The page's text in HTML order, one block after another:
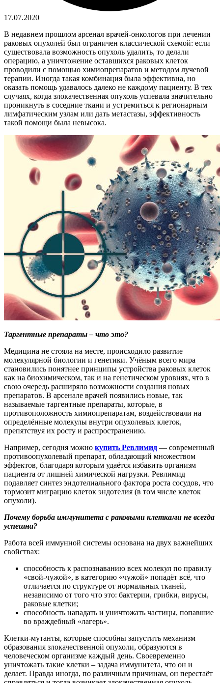
17.07.2020
В недавнем прошлом арсенал врачей-онкологов при лечении
раковых опухолей был ограничен классической схемой: если
существовала возможность опухоль удалить, то делали
операцию, а уничтожение оставшихся раковых клеток
проводили с помощью химиопрепаратов и методом лучевой
терапии. Иногда такая комбинация была эффективна, но
оказать помощь удавалось далеко не каждому пациенту. В тех
случаях, когда злокачественная опухоль успевала значительно
проникнуть в соседние ткани и устремиться к регионарным
лимфатическим узлам или дать метастазы, эффективность
такой помощи была невысока.
Таргентные препараты – что это?
Медицина не стояла на месте, происходило развитие
молекулярной биологии и генетики. Учёным всего мира
становились понятнее принципы устройства раковых клеток
как на биохимическом, так и на генетическом уровнях, что в
свою очередь расширяло возможности создания новых
препаратов. В арсенале врачей появились новые, так
называемые таргентные препараты, которые, в
противоположность химиопрепаратам, воздействовали на
определённые молекулы внутри опухолевых клеток,
препятствуя их росту и распространению.
Например, сегодня можно купить Ревлимид — современный
противоопухолевый препарат, обладающий множеством
эффектов, благодаря которым удаётся избавить организм
пациента от лишней химической нагрузки. Ревлимид
подавляет синтез эндотелиального фактора роста сосудов, что
тормозит миграцию клеток эндотелия (в том числе клеток
опухоли).
Почему борьба иммунитета с раковыми клетками не всегда
успешна?
Работа всей иммунной системы основана на двух важнейших
свойствах:
способность к распознаванию всех молекул по правилу
«свой-чужой», в категорию «чужой» попадёт всё, что
отличается по структуре от нормальных тканей,
независимо от того что это: бактерии, грибки, вирусы,
раковые клетки;
способность нападать и уничтожать частицы, попавшие
во враждебный «лагерь».
Клетки-мутанты, которые способны запустить механизм
образования злокачественной опухоли, образуются в
человеческом организме каждый день. Своевременно
уничтожать такие клетки – задача иммунитета, что он и
делает. Правда иногда, по различным причинам, он перестаёт